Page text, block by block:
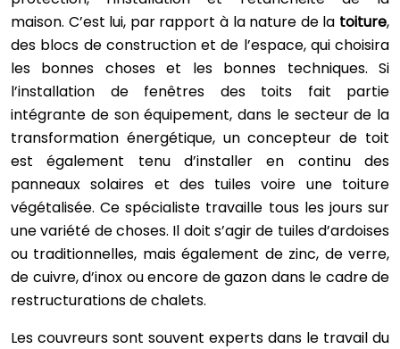
maison. C’est lui, par rapport à la nature de la toiture,
des blocs de construction et de l’espace, qui choisira
les bonnes choses et les bonnes techniques. Si
l’installation de fenêtres des toits fait partie
intégrante de son équipement, dans le secteur de la
transformation énergétique, un concepteur de toit
est également tenu d’installer en continu des
panneaux solaires et des tuiles voire une toiture
végétalisée. Ce spécialiste travaille tous les jours sur
une variété de choses. Il doit s’agir de tuiles d’ardoises
ou traditionnelles, mais également de zinc, de verre,
de cuivre, d’inox ou encore de gazon dans le cadre de
restructurations de chalets.
Les couvreurs sont souvent experts dans le travail du